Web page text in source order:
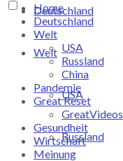
Deutschland
Welt
USA
Russland
Home
Deutschland
Welt
USA
Russland
China
Pandemie
Great Reset
GreatVideos
Gesundheit
Wirtschaft
Meinung